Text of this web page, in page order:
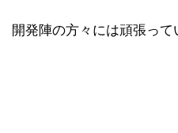
開発陣の方々には頑張って